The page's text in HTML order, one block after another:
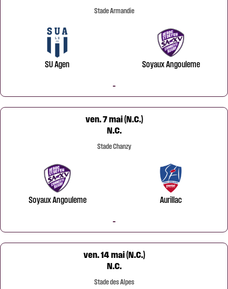
Stade Armandie
SU Agen Soyaux Angouleme
-
ven. 7 mai (N.C.)
N.C.
Stade Chanzy
Soyaux Angouleme Aurillac
-
ven. 14 mai (N.C.)
N.C.
Stade des Alpes